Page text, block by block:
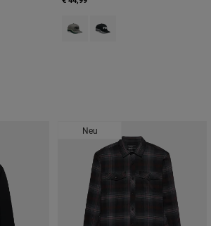
Schwarz.
type of Hellgrau.
Product swatch type of Adobe-
Product swatch type of
Neu